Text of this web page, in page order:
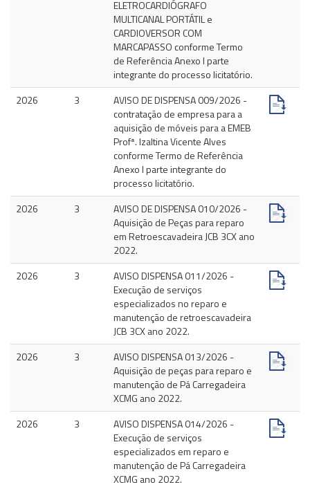
ELETROCARDIÓGRAFO
MULTICANAL PORTÁTIL e
CARDIOVERSOR COM
MARCAPASSO conforme Termo
de Referência Anexo I parte
integrante do processo licitatório.
2026
3
AVISO DE DISPENSA 009/2026 -
contratação de empresa para a
aquisição de móveis para a EMEB
Profª. Izaltina Vicente Alves
conforme Termo de Referência
Anexo I parte integrante do
processo licitatório.
2026
3
AVISO DE DISPENSA 010/2026 -
Aquisição de Peças para reparo
em Retroescavadeira JCB 3CX ano
2022.
2026
3
AVISO DISPENSA 011/2026 -
Execução de serviços
especializados no reparo e
manutenção de retroescavadeira
JCB 3CX ano 2022.
2026
3
AVISO DISPENSA 013/2026 -
Aquisição de peças para reparo e
manutenção de Pá Carregadeira
XCMG ano 2022.
2026
3
AVISO DISPENSA 014/2026 -
Execução de serviços
especializados em reparo e
manutenção de Pá Carregadeira
XCMG ano 2022.